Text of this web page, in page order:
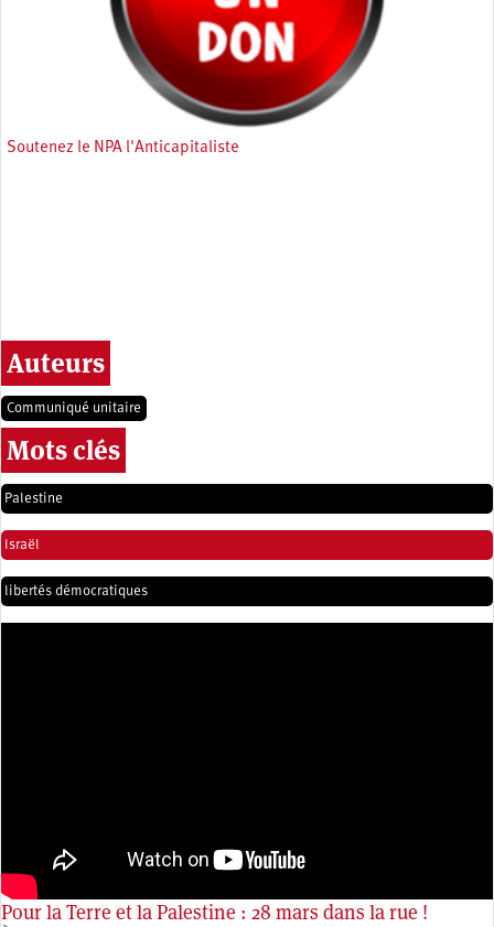
Soutenez le NPA l'Anticapitaliste
Auteurs
Communiqué unitaire
Mots clés
Palestine
Israël
libertés démocratiques
Pour la Terre et la Palestine : 28 mars dans la rue !